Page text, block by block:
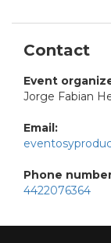
Contact
Event
Jorge Fabian
Email:
Phone
4422076364